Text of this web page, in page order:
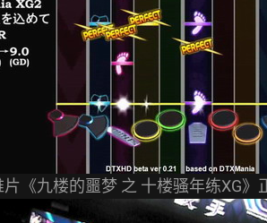
《九楼的噩梦 之 十楼骚年练XG》